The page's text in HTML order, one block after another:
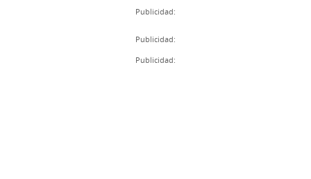
Publicidad:
Publicidad:
Publicidad: